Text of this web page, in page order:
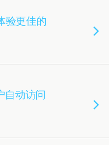
验更佳的
自动访问